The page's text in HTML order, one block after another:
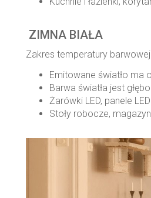
ZIMNA BIAŁA
Zakres temperatury
Emitowane światło ma
Barwa światła jest
Żarówki LED, panele
Stoły robocze,